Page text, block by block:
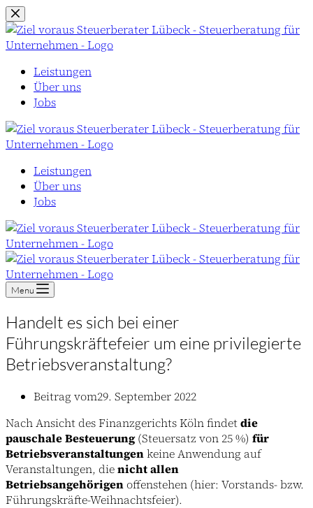
Zum
Inhalt
springen
Leistungen
Über uns
Jobs
Leistungen
Über uns
Jobs
Menu
Handelt es sich bei einer
Führungskräftefeier um eine privilegierte
Betriebsveranstaltung?
Beitrag vom29. September 2022
Nach Ansicht des Finanzgerichts Köln findetdie
pauschale Besteuerung(Steuersatz von 25 %) für
Betriebsveranstaltungenkeine Anwendung auf
Veranstaltungen, dienicht allen
Betriebsangehörigen offenstehen (hier: Vorstands- bzw.
Führungskräfte-Weihnachtsfeier).